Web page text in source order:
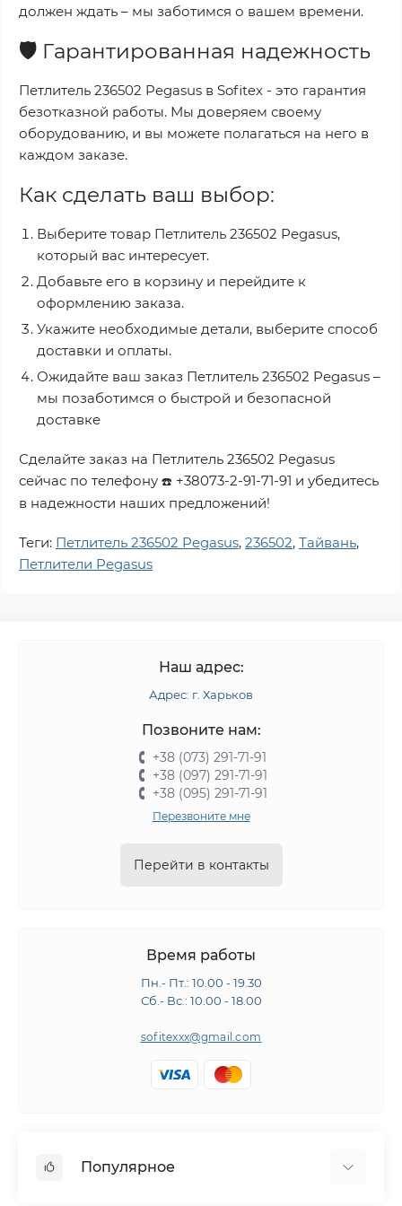
должен ждать – мы заботимся о вашем времени.
🛡️ Гарантированная надежность
Петлитель 236502 Pegasus в Sofitex - это гарантия
безотказной работы. Мы доверяем своему
оборудованию, и вы можете полагаться на него в
каждом заказе.
Как сделать ваш выбор:
Выберите товар Петлитель 236502 Pegasus,
который вас интересует.
Добавьте его в корзину и перейдите к
оформлению заказа.
Укажите необходимые детали, выберите способ
доставки и оплаты.
Ожидайте ваш заказ Петлитель 236502 Pegasus –
мы позаботимся о быстрой и безопасной
доставке
Сделайте заказ на Петлитель 236502 Pegasus
сейчас по телефону ☎️ +38073-2-91-71-91 и убедитесь
в надежности наших предложений!
Теги: Петлитель 236502 Pegasus, 236502, Тайвань,
Петлители Pegasus
Наш адрес:
Адрес: г. Харьков
Позвоните нам:
+38 (073) 291-71-91
+38 (097) 291-71-91
+38 (095) 291-71-91
Перезвоните мне
Перейти в контакты
Время работы
Пн.- Пт.: 10.00 - 19.30
Сб.- Вс.: 10.00 - 18.00
sofitexxx@gmail.com
Популярное